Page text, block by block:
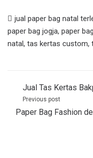
jual paper bag natal
paper bag jogja, paper
natal, tas kertas custom,
Post
navigation
Jual Tas Kertas
Previous post
Paper Bag Fashion